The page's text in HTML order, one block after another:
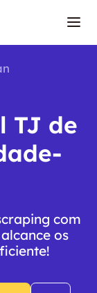
TJ de
com
os